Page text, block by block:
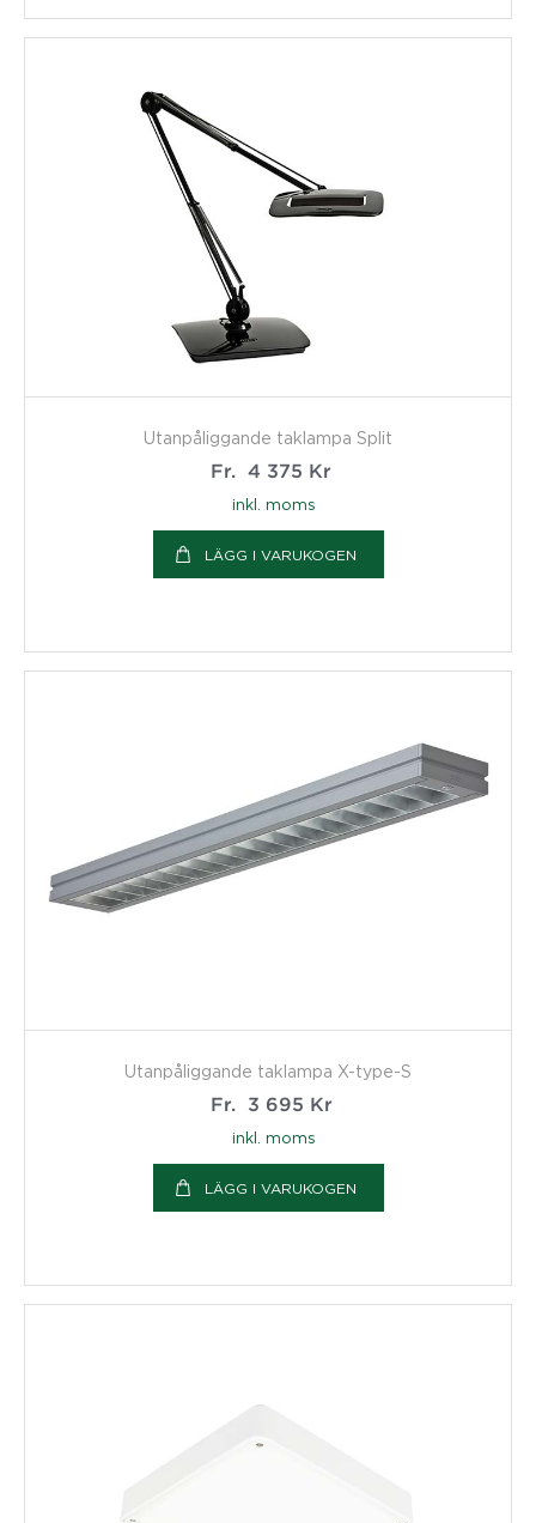
Utanpåliggande taklampa Split
Fr.
4 375 Kr
inkl. moms
LÄGG I VARUKOGEN
Utanpåliggande taklampa X-type-S
Fr.
3 695 Kr
inkl. moms
LÄGG I VARUKOGEN